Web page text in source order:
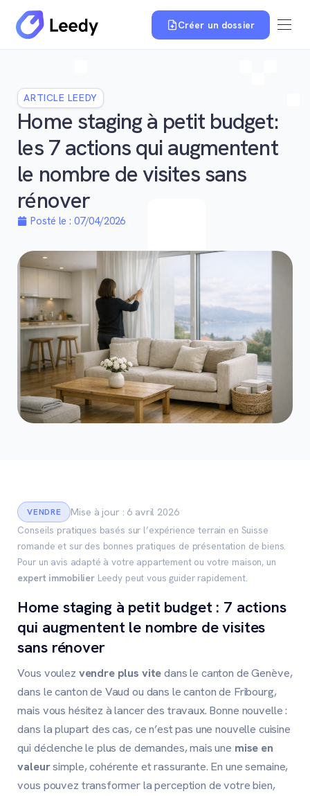
Créer un dossier
ARTICLE LEEDY
Home staging à petit budget:
les 7 actions qui augmentent
le nombre de visites sans
rénover
Posté le : 07/04/2026
VENDRE
Mise à jour : 6 avril 2026
Conseils pratiques basés sur l’expérience terrain en Suisse
romande et sur des bonnes pratiques de présentation de biens.
Pour un avis adapté à votre appartement ou votre maison, un
expert immobilierLeedy peut vous guider rapidement.
Home staging à petit budget : 7 actions
qui augmentent le nombre de visites
sans rénover
Vous voulez vendre plus vitedans le canton de Genève,
dans le canton de Vaud ou dans le canton de Fribourg,
mais vous hésitez à lancer des travaux. Bonne nouvelle :
dans la plupart des cas, ce n’est pas une nouvelle cuisine
qui déclenche le plus de demandes, mais une mise en
valeursimple, cohérente et rassurante. En une semaine,
vous pouvez transformer la perception de votre bien,